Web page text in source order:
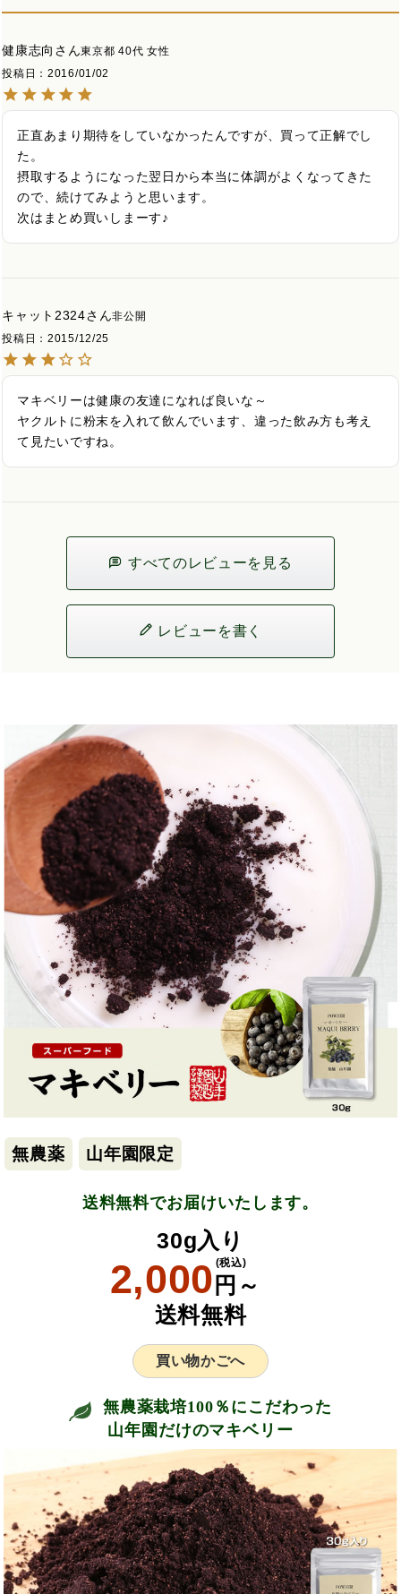
健康志向 東京都 40代 女性
投稿日
2016/01/02
正直あまり期待をしていなかったんですが、買って正解でし
た。
摂取するようになった翌日から本当に体調がよくなってきた
ので、続けてみようと思います。
次はまとめ買いしまーす♪
キャット2324
非公開
投稿日
2015/12/25
マキベリーは健康の友達になれば良いな～
ヤクルトに粉末を入れて飲んでいます、違った飲み方も考え
て見たいですね。
すべてのレビューを見る
レビューを書く
無農薬 山年園限定
送料無料でお届けいたします。
30g入り
2,000 円～
(税込)
送料無料
買い物かごへ
無農薬栽培100％にこだわった
山年園だけのマキベリー